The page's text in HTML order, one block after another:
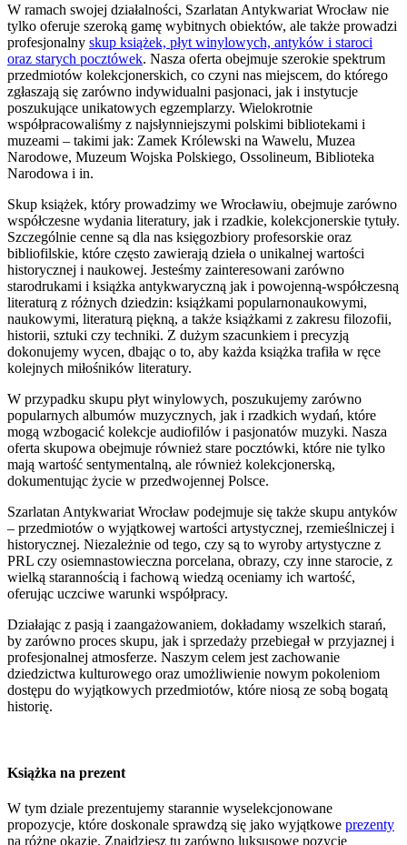
W ramach swojej działalności, Szarlatan Antykwariat Wrocław nie
tylko oferuje szeroką gamę wybitnych obiektów, ale także prowadzi
profesjonalny skup książek, płyt winylowych, antyków i staroci
oraz starych pocztówek. Nasza oferta obejmuje szerokie spektrum
przedmiotów kolekcjonerskich, co czyni nas miejscem, do którego
zgłaszają się zarówno indywidualni pasjonaci, jak i instytucje
poszukujące unikatowych egzemplarzy. Wielokrotnie
współpracowaliśmy z najsłynniejszymi polskimi bibliotekami i
muzeami – takimi jak: Zamek Królewski na Wawelu, Muzea
Narodowe, Muzeum Wojska Polskiego, Ossolineum, Biblioteka
Narodowa i in.
Skup książek, który prowadzimy we Wrocławiu, obejmuje zarówno
współczesne wydania literatury, jak i rzadkie, kolekcjonerskie tytuły.
Szczególnie cenne są dla nas księgozbiory profesorskie oraz
bibliofilskie, które często zawierają dzieła o unikalnej wartości
historycznej i naukowej. Jesteśmy zainteresowani zarówno
starodrukami i książka antykwaryczną jak i powojenną-współczesną
literaturą z różnych dziedzin: książkami popularnonaukowymi,
naukowymi, literaturą piękną, a także książkami z zakresu filozofii,
historii, sztuki czy techniki. Z dużym szacunkiem i precyzją
dokonujemy wycen, dbając o to, aby każda książka trafiła w ręce
kolejnych miłośników literatury.
W przypadku skupu płyt winylowych, poszukujemy zarówno
popularnych albumów muzycznych, jak i rzadkich wydań, które
mogą wzbogacić kolekcje audiofilów i pasjonatów muzyki. Nasza
oferta skupowa obejmuje również stare pocztówki, które nie tylko
mają wartość sentymentalną, ale również kolekcjonerską,
dokumentując życie w przedwojennej Polsce.
Szarlatan Antykwariat Wrocław podejmuje się także skupu antyków
– przedmiotów o wyjątkowej wartości artystycznej, rzemieślniczej i
historycznej. Niezależnie od tego, czy są to wyroby artystyczne z
PRL czy osiemnastowieczna porcelana, obrazy, czy inne starocie, z
wielką starannością i fachową wiedzą oceniamy ich wartość,
oferując uczciwe warunki współpracy.
Działając z pasją i zaangażowaniem, dokładamy wszelkich starań,
by zarówno proces skupu, jak i sprzedaży przebiegał w przyjaznej i
profesjonalnej atmosferze. Naszym celem jest zachowanie
dziedzictwa kulturowego oraz umożliwienie nowym pokoleniom
dostępu do wyjątkowych przedmiotów, które niosą ze sobą bogatą
historię.
Książka na prezent
W tym dziale prezentujemy starannie wyselekcjonowane
propozycje, które doskonale sprawdzą się jako wyjątkowe prezenty
na różne okazje. Znajdziesz tu zarówno luksusowe pozycje